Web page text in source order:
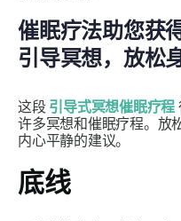
催眠疗法助您
引导冥想，放松
这段 引导式冥想催眠疗程
许多冥想和催眠疗程。放
内心平静的建议。
底线